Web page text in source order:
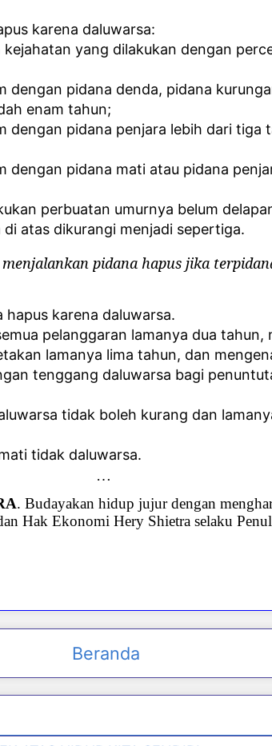
karena daluwarsa:
yang dilakukan dengan
dengan pidana denda, pidana
enam tahun;
dengan pidana penjara lebih dari tiga
dengan pidana mati atau pidana
perbuatan umurnya belum
atas dikurangi menjadi sepertiga.
pidana hapus jika
hapus karena daluwarsa.
pelanggaran lamanya dua tahun,
lamanya lima tahun, dan
tenggang daluwarsa bagi
tidak boleh kurang dan
tidak daluwarsa.
…
. Budayakan hidup jujur dengan
Hak Ekonomi Hery Shietra selaku
Beranda